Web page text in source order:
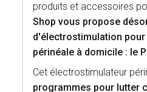
produits et accessoires
Shop vous propose
d'électrostimulation
périnéale à domicile : le
Cet électrostimulateur
programmes pour lutter